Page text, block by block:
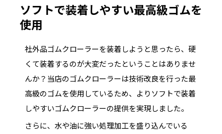
ソフトで装着しやすい最高級ゴムを
使用
社外品ゴムクローラーを装着しようと思ったら、硬
くて装着するのが大変だったということはありませ
んか？当店のゴムクローラーは技術改良を行った最
高級のゴムを使用しているため、よりソフトで装着
しやすいゴムクローラーの提供を実現しました。
さらに、水や油に強い処理加工を盛り込んでいる